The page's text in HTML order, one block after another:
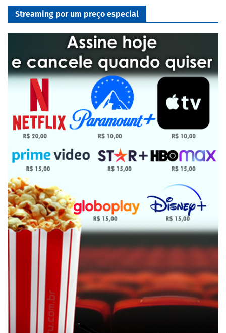
Streaming por um preço especial